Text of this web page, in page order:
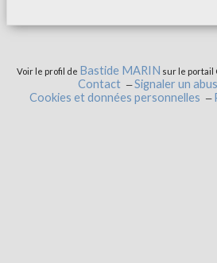
Voir le profil de Bastide MARIN sur le portail
Contact
Signaler un abus
Cookies et données personnelles